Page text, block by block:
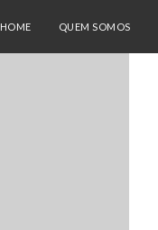
HOME QUEM SOMOS